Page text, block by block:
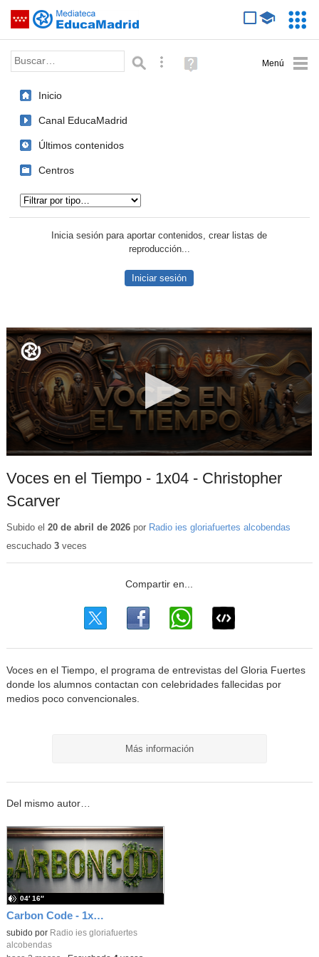
Saltar navegación
Palabra o frase: Búsqueda avanzada
Ayuda
(en
Inicio
Canal EducaMadrid
Últimos contenidos
Centros
Inicia sesión para aportar contenidos, crear listas de
reproducción...
Iniciar sesión
Voces en el Tiempo - 1x04 - Christopher
Scarver
Subido el 20 de abril de 2026por Radio ies gloriafuertes alcobendas
escuchado 3veces
Voces en el Tiempo, el programa de entrevistas del Gloria Fuertes
donde los alumnos contactan con celebridades fallecidas por
medios poco convencionales.
Más información
Del mismo autor…
Carbon Code - 1x04 - De la Luna, el espacios y sus naves
subido por Radio ies gloriafuertes
alcobendas
04′ 16″